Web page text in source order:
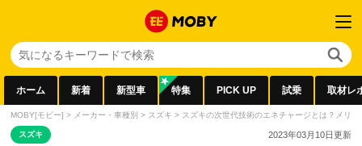
ホーム 新着 新型車 特集 PICK UP 試乗 取材レ
MOBY[モビー] > メーカー・車種別 > スズキ > スズキの次世代技術のエネチャージとは？メリ
スズキ 2023年03月10日更新